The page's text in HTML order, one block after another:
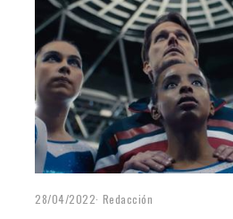
28/04/2022 Redacción